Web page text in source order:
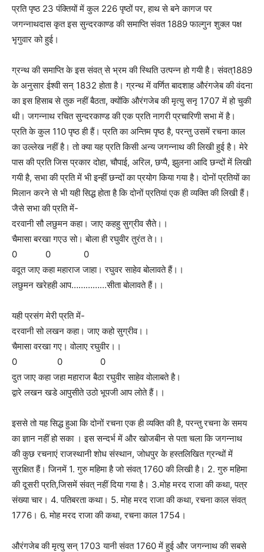
प्रति पृष्ठ 23 पंक्तियों में कुल 226 पृष्ठों पर, हाथ से बने कागज पर
जगन्नाथदास कृत इस सुन्दरकाण्ड की समाप्ति संवत 1889 फाल्गुन शुक्ल पक्ष
भृगुवार को हुई।
ग्रन्थ की समाप्ति के इस संवत् से भ्रम की स्थिति उत्पन्न हो गयी है। संवत्1889
के अनुसार ईश्वी सन् 1832 होता है। ग्रन्थ में वर्णित बादशाह औरंगजेब की वंदना
का इस हिसाब से तुक नहीं बैठता, क्योंकि औरंगजेब की मृत्यु सनृ 1707 में हो चुकी
थी। जगन्नाथ रचित सुन्दरकाण्ड की एक प्रति नागरी प्रचारिणी सभा में है।
प्रति के कुल 110 पृष्ठ ही हैं। प्रति का अन्तिम पृष्ठ है, परन्तु उसमें रचना काल
का उल्लेख नहीं है। तो क्या यह प्रति किसी अन्य जगन्नाथ की लिखी हुई है। मेरे
पास की प्रति जिस प्रकार दोहा, चौपाई, अरिल, छप्पै, झुलना आदि छन्दों में लिखी
गयी है, सभा की प्रति में भी इन्हीं छन्दों का प्रयोग किया गया है। दोनों प्रतियों का
मिलान करने से भी यही सिद्ध होता है कि दोनों प्रतियां एक ही व्यक्ति की लिखी हैं।
जैसे सभा की प्रति में-
दरवानी सौ लछुमन कहा। जाए कहहु सुग्रीव सैते।।
चैमासा बरखा गएउ सो। बोला ही रघुवीर तुरंत ते।।
0 0 0
वदूत जाए कहा महाराज जाहा। रघुवर साहेव बोलावते हैं।।
लछुमन खरेहही आप……………सीता बोलावते हैं।।
यही प्रसंग मेरी प्रति में-
दरवानी सो लखन कहा। जाए कहो सुग्रीव।।
चैमासा वरखा गए। वोलाए रघुवीर।।
0 0 0
दुत जाए कहा जहा महाराज बैठा रघुवीर साहेव वोलाबते है।
द्वारे लखन खडे आपुसीते उठो भूपजी आप लोते हैं।।
इससे तो यह सिद्ध हुआ कि दोनों रचना एक ही व्यक्ति की है, परन्तु रचना के समय
का ज्ञान नहीं हो सका । इस सन्दर्भ में और खोजबीन से पता चला कि जगन्नाथ
की कुछ रचनाएं राजस्थानी शोध संस्थान, जोधपुर के हस्तलिखित ग्रन्थों में
सुरक्षित हैं। जिनमें 1. गुरु महिमा है जो संवत् 1760 की लिखी है। 2. गुरु महिमा
की दूसरी प्रति,जिसमें संवत् नहीं दिया गया है। 3.मोह मरद राजा की कथा, पत्र
संख्या चार। 4. पतिबरता कथा। 5. मोह मरद राजा की कथा, रचना काल संवत्
1776। 6. मोह मरद राजा की कथा, रचना काल 1754।
औरंगजेब की मृत्यु सन् 1703 यानी संवत 1760 में हुई और जगन्नाथ की सबसे